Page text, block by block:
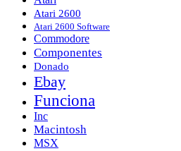
Atari 2600
Atari 2600 Software
Commodore
Componentes
Donado
Ebay
Funciona
Inc
Macintosh
MSX